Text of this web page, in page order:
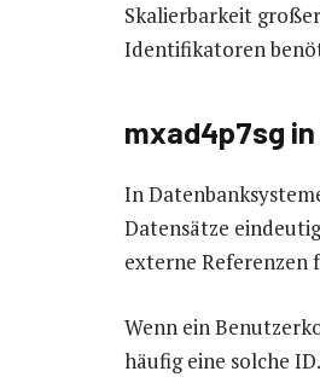
Skalierbarkeit
Identifikatoren
mxad4p7sg
In
Datensätze
externe Referenzen
Wenn ein
häufig eine solche